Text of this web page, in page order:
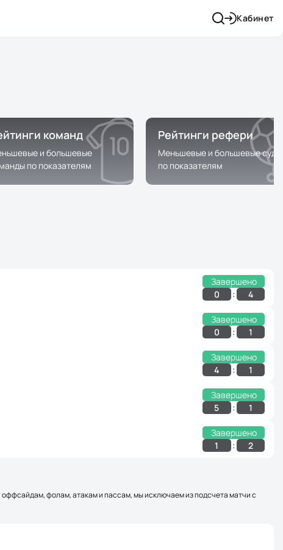
Кабинет
команд
и большевые
по показателям
Рейтинги рефери
Меньшевые и большевые
по показателям
Завершено
0 : 4
Завершено
0 : 1
Завершено
4 : 1
Завершено
5 : 1
Завершено
1 : 2
оффсайдам, фолам, атакам и пассам, мы исключаем из подсчета матчи с